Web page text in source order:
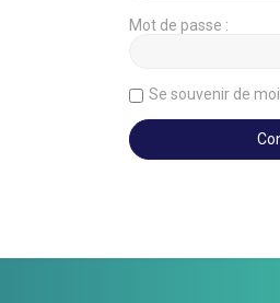
Mot de passe :
Se souvenir de moi